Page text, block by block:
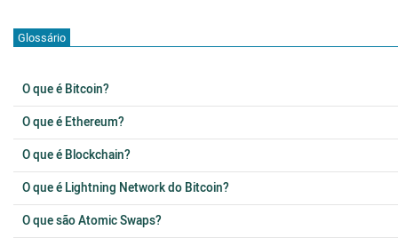
Glossário
O que é Bitcoin?
O que é Ethereum?
O que é Blockchain?
O que é Lightning Network do Bitcoin?
O que são Atomic Swaps?